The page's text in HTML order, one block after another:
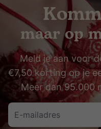
maar op
Meld je aan voor
€7,50 korting op je
Meer dan 95.000